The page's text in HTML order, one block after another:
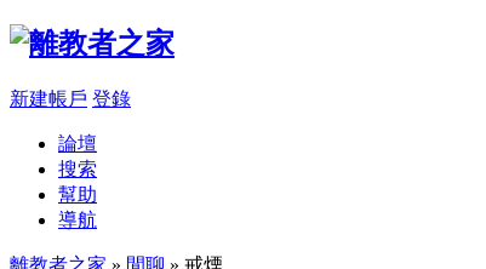
新建帳戶 登錄
論壇
搜索
幫助
導航
離教者之家 » 閒聊 » 戒煙